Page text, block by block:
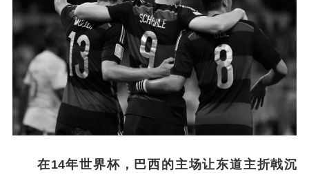
在14年世界杯，巴西的主场让东道主折戟沉